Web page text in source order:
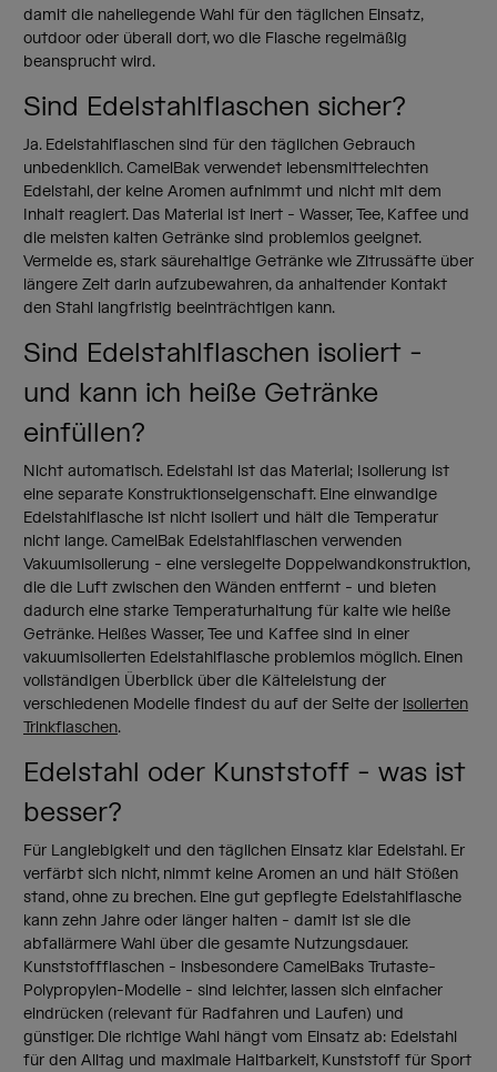
damit die naheliegende Wahl für den täglichen Einsatz,
outdoor oder überall dort, wo die Flasche regelmäßig
beansprucht wird.
Sind Edelstahlflaschen sicher?
Ja. Edelstahlflaschen sind für den täglichen Gebrauch
unbedenklich. CamelBak verwendet lebensmittelechten
Edelstahl, der keine Aromen aufnimmt und nicht mit dem
Inhalt reagiert. Das Material ist inert - Wasser, Tee, Kaffee und
die meisten kalten Getränke sind problemlos geeignet.
Vermeide es, stark säurehaltige Getränke wie Zitrussäfte über
längere Zeit darin aufzubewahren, da anhaltender Kontakt
den Stahl langfristig beeinträchtigen kann.
Sind Edelstahlflaschen isoliert -
und kann ich heiße Getränke
einfüllen?
Nicht automatisch. Edelstahl ist das Material; Isolierung ist
eine separate Konstruktionseigenschaft. Eine einwandige
Edelstahlflasche ist nicht isoliert und hält die Temperatur
nicht lange. CamelBak Edelstahlflaschen verwenden
Vakuumisolierung - eine versiegelte Doppelwandkonstruktion,
die die Luft zwischen den Wänden entfernt - und bieten
dadurch eine starke Temperaturhaltung für kalte wie heiße
Getränke. Heißes Wasser, Tee und Kaffee sind in einer
vakuumisolierten Edelstahlflasche problemlos möglich. Einen
vollständigen Überblick über die Kälteleistung der
verschiedenen Modelle findest du auf der Seite der isolierten
Trinkflaschen.
Edelstahl oder Kunststoff - was ist
besser?
Für Langlebigkeit und den täglichen Einsatz klar Edelstahl. Er
verfärbt sich nicht, nimmt keine Aromen an und hält Stößen
stand, ohne zu brechen. Eine gut gepflegte Edelstahlflasche
kann zehn Jahre oder länger halten - damit ist sie die
abfallärmere Wahl über die gesamte Nutzungsdauer.
Kunststoffflaschen - insbesondere CamelBaks Trutaste-
Polypropylen-Modelle - sind leichter, lassen sich einfacher
eindrücken (relevant für Radfahren und Laufen) und
günstiger. Die richtige Wahl hängt vom Einsatz ab: Edelstahl
für den Alltag und maximale Haltbarkeit, Kunststoff für Sport